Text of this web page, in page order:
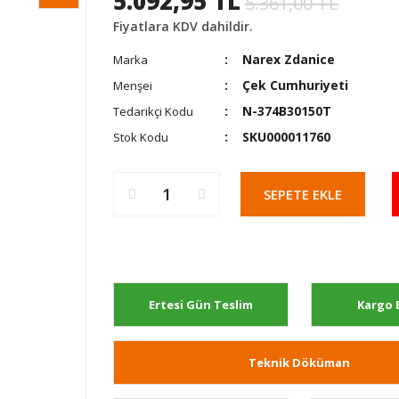
Fiyatlara KDV dahildir.
Marka Narex Zdanice
Menşei Çek Cumhuriyeti
Tedarikçi Kodu N-374B30150T
Stok Kodu SKU000011760
SEPETE EKLE
Ertesi Gün Teslim Kargo
Teknik Döküman